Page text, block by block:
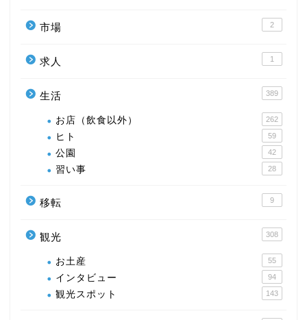
市場 2
求人 1
生活 389
お店（飲食以外） 262
ヒト 59
公園 42
習い事 28
移転 9
観光 308
お土産 55
インタビュー 94
観光スポット 143